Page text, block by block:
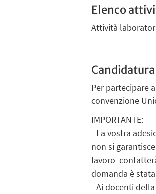
Elenco
Attività
Per partecipare
convenzione
IMPORTANTE:
- La vostra
non si
lavoro
domanda è
-Ai docenti